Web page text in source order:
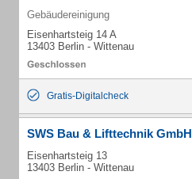
Gebäudereinigung
Eisenhartsteig 14 A
13403 Berlin - Wittenau
Gratis-Digitalcheck
SWS Bau & Lifttechnik GmbH
Eisenhartsteig 13
13403 Berlin - Wittenau